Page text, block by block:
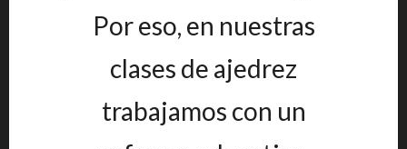
Por eso, en nuestras
clases de ajedrez
trabajamos con un